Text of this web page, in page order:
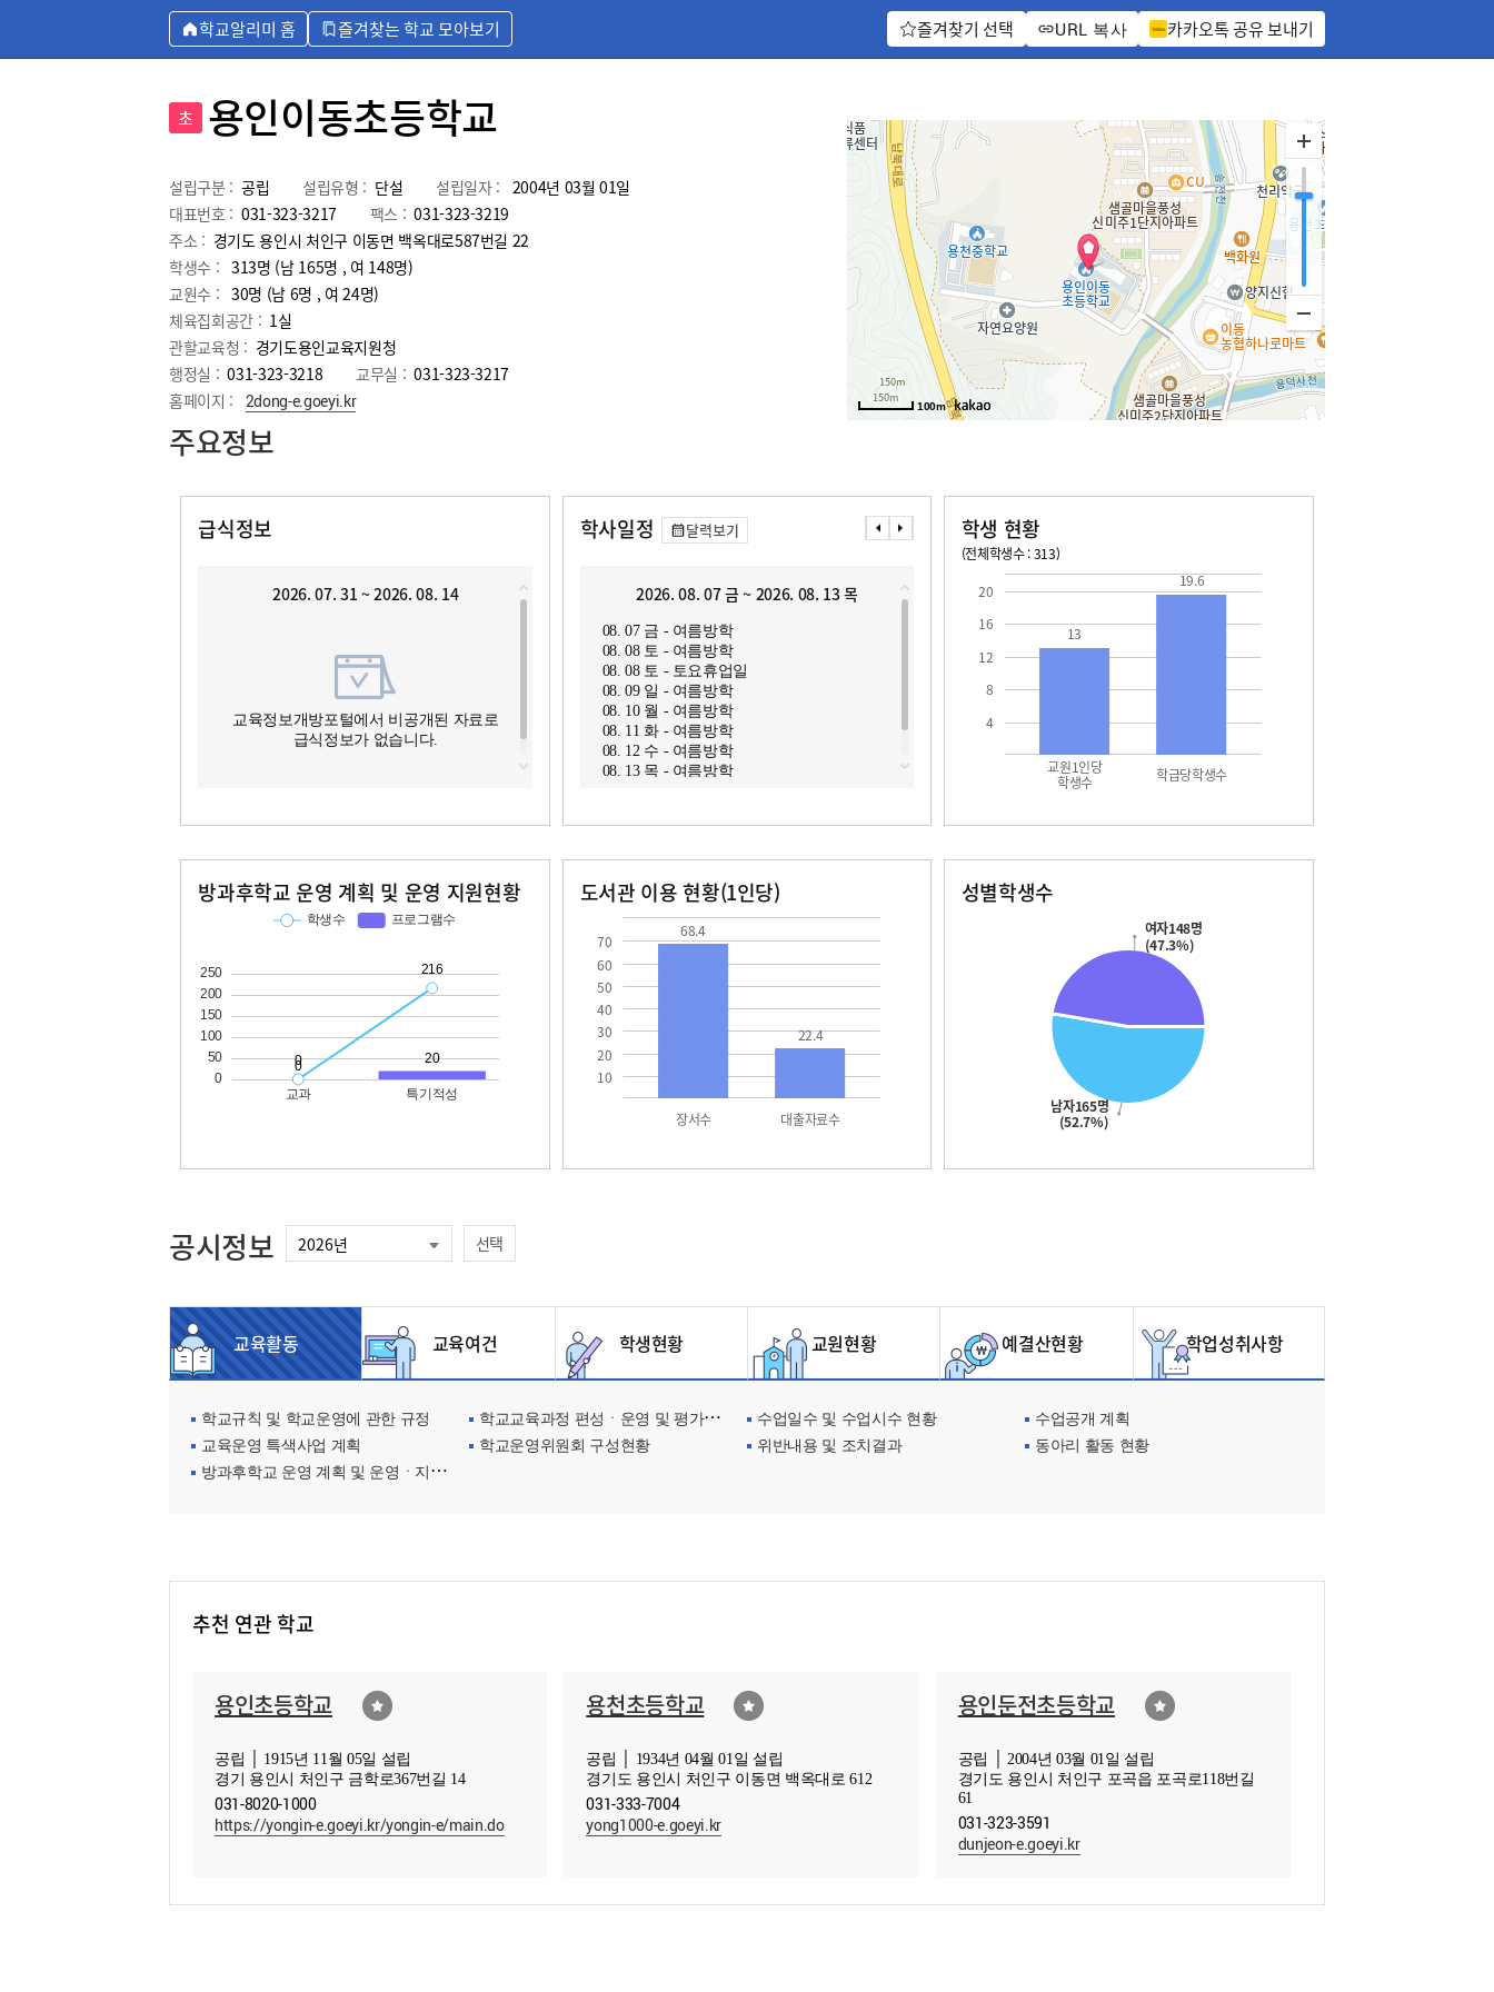
학교알리미 홈 즐겨찾는 학교 모아보기 즐겨찾기 선택 URL 복사 카카오톡 공유 보내기
초 용인이동초등학교
설립구분 : 공립 설립유형 : 단설 설립일자 : 2004년 03월 01일
대표번호 : 031-323-3217 팩스 : 031-323-3219
주소 : 경기도 용인시 처인구 이동면 백옥대로587번길 22
학생수 : 313명 (남 165명 , 여 148명)
교원수 : 30명 (남 6명 , 여24명)
체육집회공간 : 1실
관할교육청 : 경기도용인교육지원청
행정실 : 031-323-3218 교무실 : 031-323-3217
홈페이지 :
2dong-e.goeyi.kr 100m
주요정보
급식정보
2026. 07. 31 ~ 2026. 08. 14
교육정보개방포털에서 비공개된 자료로
급식정보가 없습니다.
학사일정 달력보기
2026. 08. 07 금 ~ 2026. 08. 13 목
08. 07 금 - 여름방학
08. 08 토 - 여름방학
08. 08 토 - 토요휴업일
08. 09 일 - 여름방학
08. 10 월 - 여름방학
08. 11 화 - 여름방학
08. 12 수 - 여름방학
08. 13 목 - 여름방학
2026. 08. 14 금 ~ 2026. 08. 20 목
08. 14 금 - 여름방학
08. 15 토 - 여름방학
08. 16 일 - 여름방학
08. 17 월 - 대체공휴일
08. 18 화 - 여름방학
08. 19 수 - 개학식
학생 현황
(전체학생수 : 313)
4
8
12
16
20
교원1인당
학생수 학급당학생수
13
19.6
방과후학교 운영 계획 및 운영 지원현황 도서관 이용 현황(1인당)
10
20
30
40
50
60
70
장서수 대출자료수
68.4
22.4
성별학생수
남자165명
(52.7%)
여자148명
(47.3%)
공시정보 선택
교육활동 교육여건 학생현황 교원현황 예결산현황 학업성취사항
학교규칙 및 학교운영에 관한 규정 학교교육과정 편성ㆍ운영 및 평가에 관한 사항 수업일수 및 수업시수 현황
수업공개 계획
교육운영 특색사업 계획
학교운영위원회 구성현황 위반내용 및 조치결과
동아리 활동 현황
방과후학교 운영 계획 및 운영ㆍ지원현황
추천 연관 학교
용인초등학교
공립 │ 1915년 11월 05일 설립
경기 용인시 처인구 금학로367번길 14
031-8020-1000
https://yongin-e.goeyi.kr/yongin-e/main.do
용천초등학교
공립 │ 1934년 04월 01일 설립
경기도 용인시 처인구 이동면 백옥대로 612
031-333-7004
yong1000-e.goeyi.kr
용인둔전초등학교
공립 │ 2004년 03월 01일 설립
경기도 용인시 처인구 포곡읍 포곡로118번길
61
031-323-3591
dunjeon-e.goeyi.kr